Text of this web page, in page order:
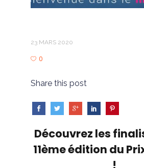
23 MARS 2020
0
Share this post
Découvrez les
11ème édition du